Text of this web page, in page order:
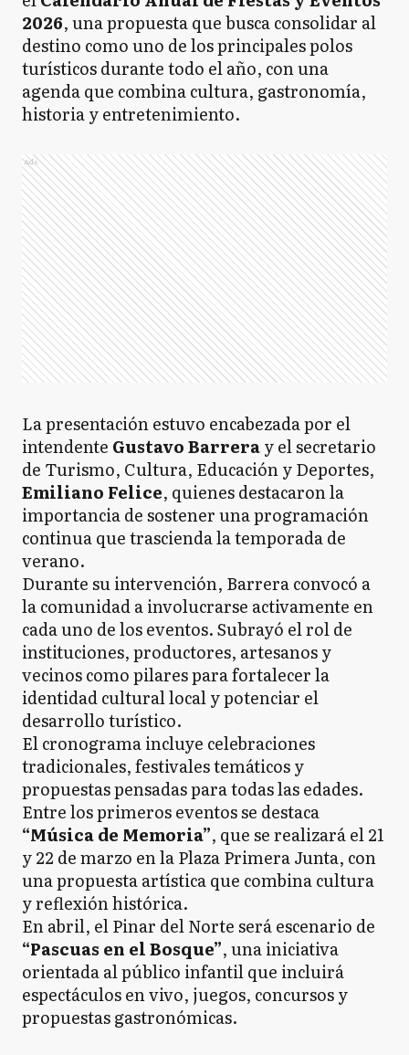
2026, una propuesta que busca consolidar al
destino como uno de los principales polos
turísticos durante todo el año, con una
agenda que combina cultura, gastronomía,
historia y entretenimiento.
Ads
La presentación estuvo encabezada por el
intendente Gustavo Barreray el secretario
de Turismo, Cultura, Educación y Deportes,
Emiliano Felice, quienes destacaron la
importancia de sostener una programación
continua que trascienda la temporada de
verano.
Durante su intervención, Barrera convocó a
la comunidad a involucrarse activamente en
cada uno de los eventos. Subrayó el rol de
instituciones, productores, artesanos y
vecinos como pilares para fortalecer la
identidad cultural local y potenciar el
desarrollo turístico.
El cronograma incluye celebraciones
tradicionales, festivales temáticos y
propuestas pensadas para todas las edades.
Entre los primeros eventos se destaca
“Música de Memoria”, que se realizará el 21
y 22 de marzo en la Plaza Primera Junta, con
una propuesta artística que combina cultura
y reflexión histórica.
En abril, el Pinar del Norte será escenario de
“Pascuas en el Bosque”, una iniciativa
orientada al público infantil que incluirá
espectáculos en vivo, juegos, concursos y
propuestas gastronómicas.